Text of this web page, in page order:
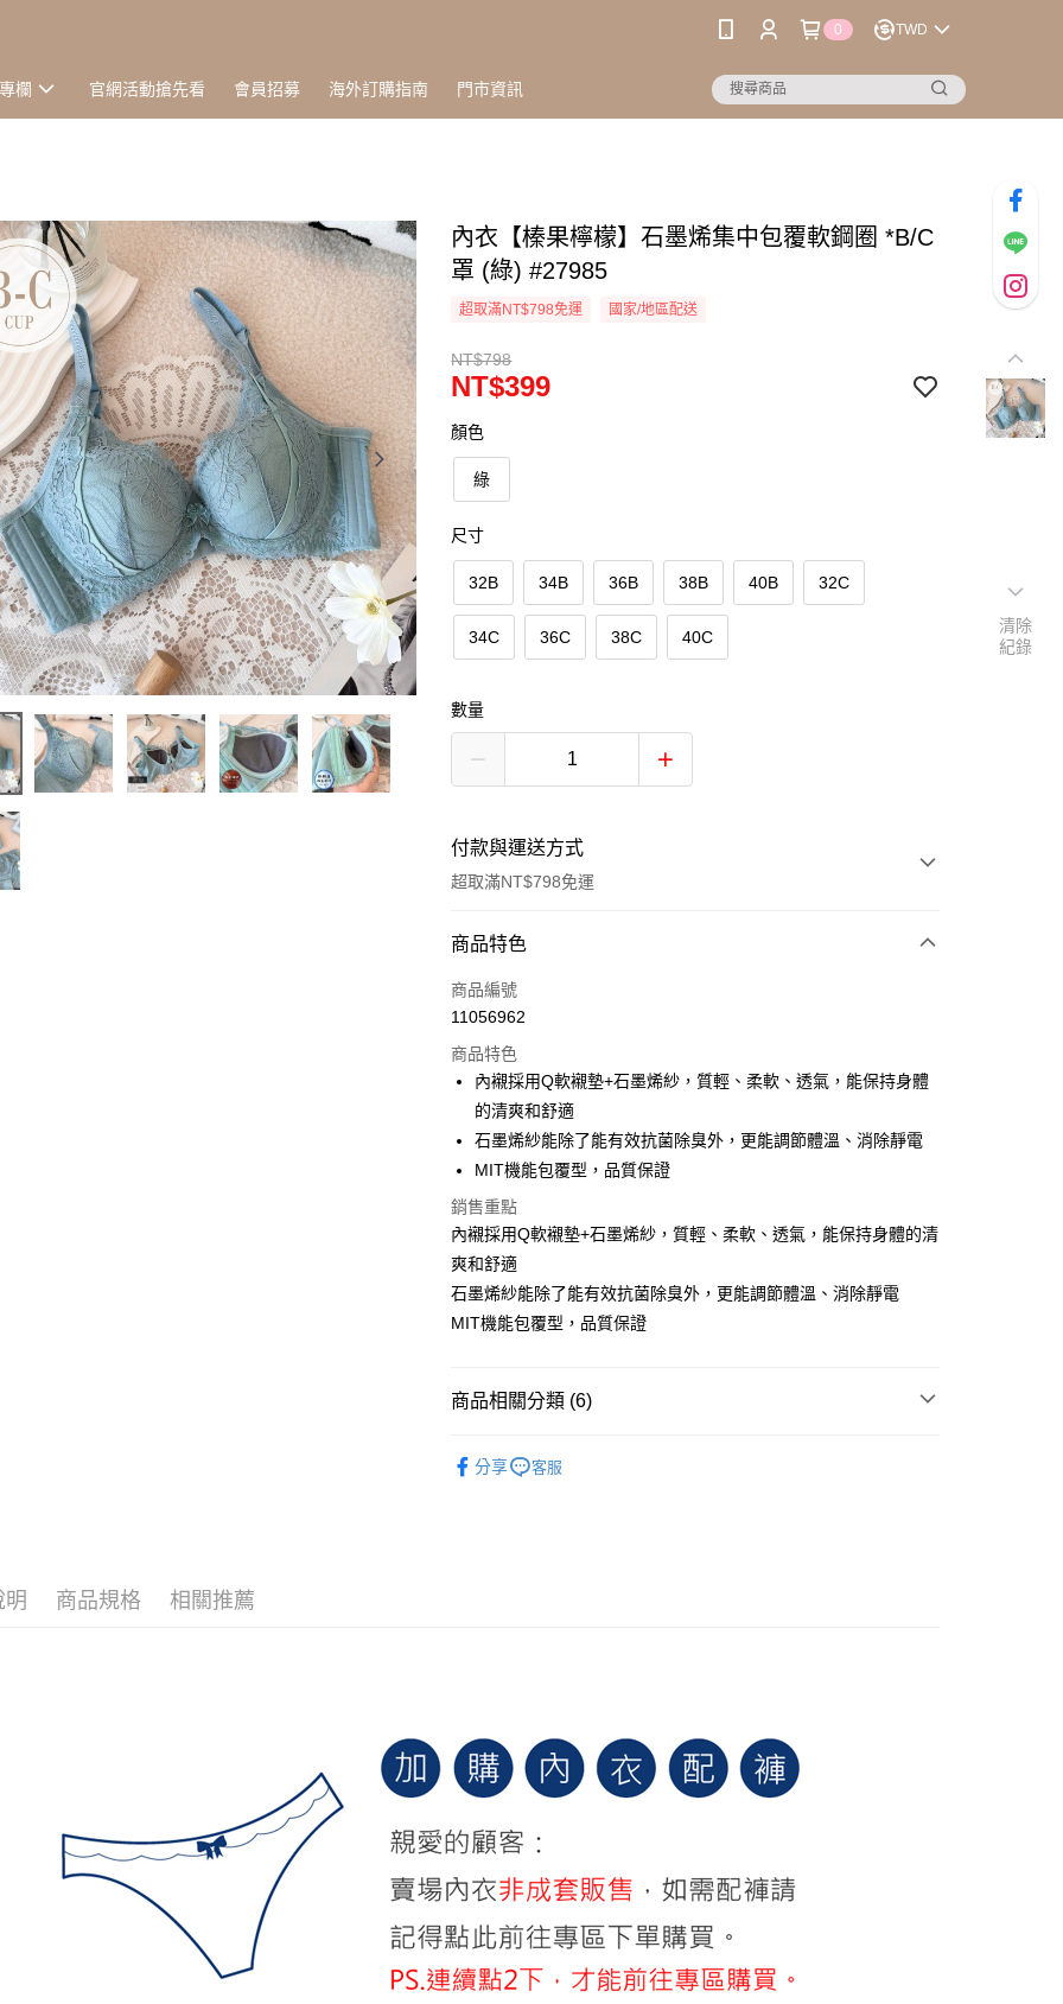
0 TWD
欄 官網活動搶先看 會員招募 海外訂購指南 門市資訊
內衣【榛果檸檬】石墨烯集中包覆軟鋼圈 *B/C
罩 (綠) #27985
超取滿NT$798免運 國家/地區配送
NT$798
NT$399
顏色
綠
尺寸
32B 34B 36B 38B 40B 32C
34C 36C 38C 40C
數量
付款與運送方式
超取滿NT$798免運
付款方式
信用卡一次付款
LINE Pay
Apple Pay
街口支付
悠遊付
貨到付款
全家取貨付款
每筆NT$70，滿NT$798(含以上)免運費
付款後7-11取貨
每筆NT$70，滿NT$799(含以上)免運費
每筆NT$70，滿NT$799(含以上)免運費
離島宅配
每筆NT$100
商品特色
商品編號
11056962
商品特色
內襯採用Q軟襯墊+石墨烯紗，質輕、柔軟、透氣，能保持身體
的清爽和舒適
石墨烯紗能除了能有效抗菌除臭外，更能調節體溫、消除靜電
MIT機能包覆型，品質保證
銷售重點
內襯採用Q軟襯墊+石墨烯紗，質輕、柔軟、透氣，能保持身體的清
爽和舒適
石墨烯紗能除了能有效抗菌除臭外，更能調節體溫、消除靜電
MIT機能包覆型，品質保證
商品相關分類 (6)
分享 客服
明 商品規格 相關推薦
清除
紀錄